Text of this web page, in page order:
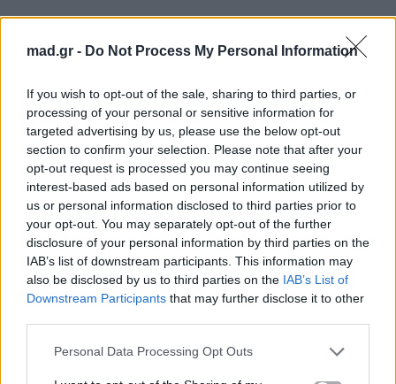
mad.gr - Do Not Process My Personal Information
If you wish to opt-out of the sale, sharing to third parties, or
processing of your personal or sensitive information for
targeted advertising by us, please use the below opt-out
section to confirm your selection. Please note that after your
opt-out request is processed you may continue seeing
interest-based ads based on personal information utilized by
us or personal information disclosed to third parties prior to
your opt-out. You may separately opt-out of the further
disclosure of your personal information by third parties on the
IAB’s list of downstream participants. This information may
also be disclosed by us to third parties on the IAB’s List of
Downstream Participants that may further disclose it to other
Personal Data Processing Opt Outs
Ειρήνη Αντωνοπούλου (@panathema_se)
Γιάννης Χαλκίδης (@giannis_chalkidis)
20:15 – 20:30
Χριστιάννα Μήττα (@christianna_mi)
Μαρία Χολίδου (@cholidou_maria)
Σίλια Δούμου (@celiadoumou)
20:30 – 20:45
Γιώργος Τσαμαδιάς (@giorgos_tsamadias)